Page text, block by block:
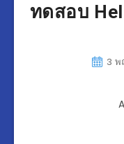
ทดสอบ
3 พ